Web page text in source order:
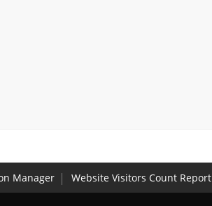
Manager Website Visitors Count Report